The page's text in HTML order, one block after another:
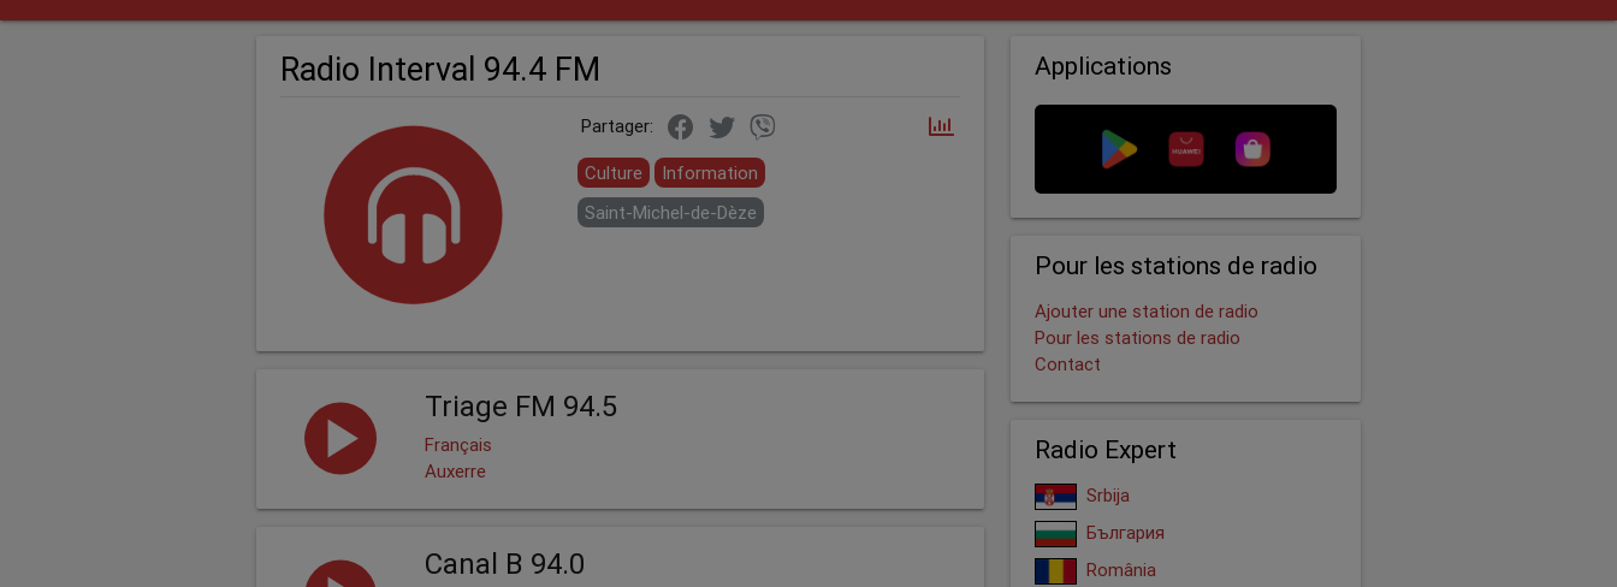
Radio Interval 94.4 FM
Partager:
Culture
Information
Saint-Michel-de-Dèze
Triage FM 94.5
Français
Auxerre
Canal B 94.0
Applications
Pour les stations de radio
Ajouter une station de radio
Pour les stations de radio
Contact
Radio Expert
Srbija
България
România